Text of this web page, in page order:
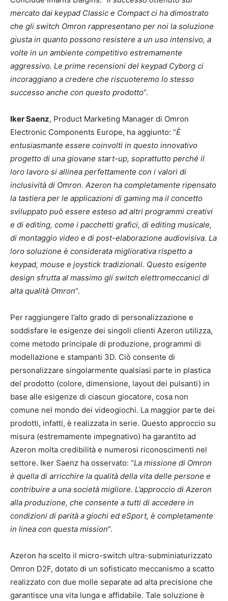
mercato dai keypad Classic e Compact ci ha dimostrato
che gli switch Omron rappresentano per noi la soluzione
giusta in quanto possono resistere a un uso intensivo, a
volte in un ambiente competitivo estremamente
aggressivo. Le prime recensioni del keypad Cyborg ci
incoraggiano a credere che riscuoteremo lo stesso
successo anche con questo prodotto”.
Iker Saenz, Product Marketing Manager di Omron
Electronic Components Europe, ha aggiunto: “È
entusiasmante essere coinvolti in questo innovativo
progetto di una giovane start-up, soprattutto perché il
loro lavoro si allinea perfettamente con i valori di
inclusività di Omron. Azeron ha completamente ripensato
la tastiera per le applicazioni di gaming ma il concetto
sviluppato può essere esteso ad altri programmi creativi
e di editing, come i pacchetti grafici, di editing musicale,
di montaggio video e di post-elaborazione audiovisiva. La
loro soluzione è considerata migliorativa rispetto a
keypad, mouse e joystick tradizionali. Questo esigente
design sfrutta al massimo gli switch elettromeccanici di
alta qualità Omron“.
Per raggiungere l’alto grado di personalizzazione e
soddisfare le esigenze dei singoli clienti Azeron utilizza,
come metodo principale di produzione, programmi di
modellazione e stampanti 3D. Ciò consente di
personalizzare singolarmente qualsiasi parte in plastica
del prodotto (colore, dimensione, layout dei pulsanti) in
base alle esigenze di ciascun giocatore, cosa non
comune nel mondo dei videogiochi. La maggior parte dei
prodotti, infatti, è realizzata in serie. Questo approccio su
misura (estremamente impegnativo) ha garantito ad
Azeron molta credibilità e numerosi riconoscimenti nel
settore. Iker Saenz ha osservato: “La missione di Omron
è quella di arricchire la qualità della vita delle persone e
contribuire a una società migliore. L’approccio di Azeron
alla produzione, che consente a tutti di accedere in
condizioni di parità a giochi ed eSport, è completamente
in linea con questa mission”.
Azeron ha scelto il micro-switch ultra-subminiaturizzato
Omron D2F, dotato di un sofisticato meccanismo a scatto
realizzato con due molle separate ad alta precisione che
garantisce una vita lunga e affidabile. Tale soluzione è